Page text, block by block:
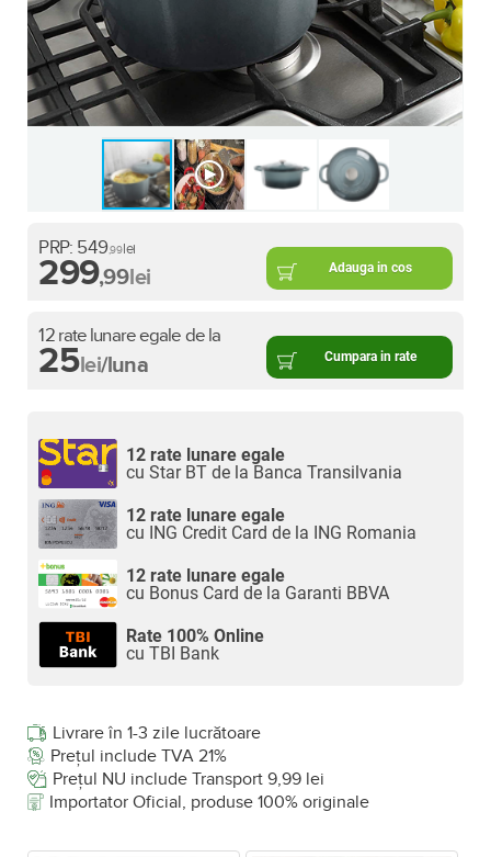
PRP:549,99lei
299,99lei Adauga in cos
12 rate lunare egale de la
25lei/luna Cumpara in rate
12 rate lunare egale
cu Star BT de la Banca Transilvania
12 rate lunare egale
cu ING Credit Card de la ING Romania
12 rate lunare egale
cu Bonus Card de la Garanti BBVA
Rate 100% Online
cu TBI Bank
Livrare în 1-3 zile lucrătoare
Prețul include TVA 21%
Prețul NU include Transport 9,99 lei
Importator Oficial, produse 100% originale